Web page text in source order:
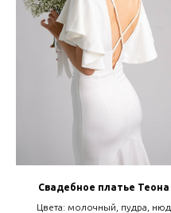
Свадебное платье Теона
Цвета: молочный, пудра, нюд